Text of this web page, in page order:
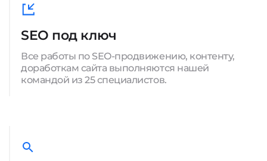
SEO под ключ
Все работы по SEO-продвижению, контенту,
доработкам сайта выполняются нашей
командой из 25 специалистов.